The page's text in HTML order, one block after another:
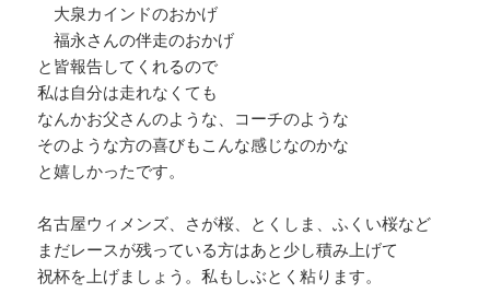
大泉カインドのおかげ
福永さんの伴走のおかげ
と皆報告してくれるので
私は自分は走れなくても
なんかお父さんのような、コーチのような
そのような方の喜びもこんな感じなのかな
と嬉しかったです。
名古屋ウィメンズ、さが桜、とくしま、ふくい桜など
まだレースが残っている方はあと少し積み上げて
祝杯を上げましょう。私もしぶとく粘ります。